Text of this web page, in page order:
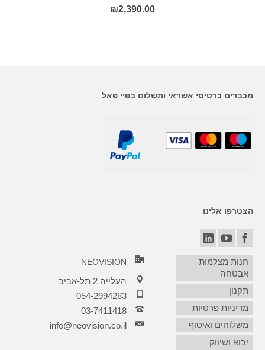
₪2,390.00
מכבדים כרטיסי אשראי ותשלום בפיי פאל
הצטרפו אלינו
חנות מצלמות
אבטחה
תקנון
מדיניות פרטיות
משלוחים ואיסוף
יבוא ושיווק
NEOVISION
העלייה 2 תל-אביב
054-2994283
03-7411418‏
info@neovision.co.il